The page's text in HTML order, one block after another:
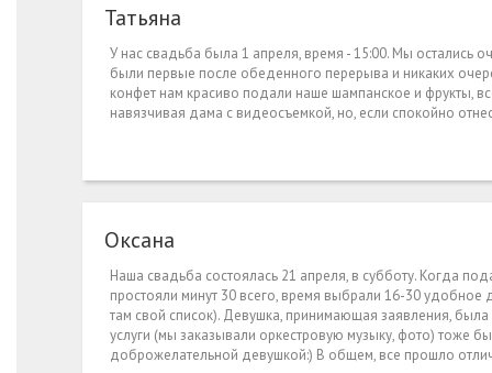
Татьяна
У нас свадьба была 1 апреля, время - 15:00. Мы
были первые после обеденного перерыва и никаких
конфет нам красиво подали наше шампанское и фрукты,
навязчивая дама с видеосъемкой, но, если спокойно
Оксана
Наша свадьба состоялась 21 апреля, в субботу. Когда
простояли минут 30 всего, время выбрали 16-30
там свой список). Девушка, принимающая заявления,
услуги (мы заказывали оркестровую музыку, фото)
доброжелательной девушкой:) В общем, все прошло